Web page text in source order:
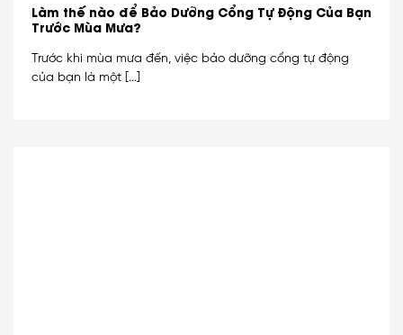
Làm thế nào để Bảo Dưỡng Cổng Tự Động Của Bạn
Trước Mùa Mưa?
Trước khi mùa mưa đến, việc bảo dưỡng cổng tự động
của bạn là một [...]